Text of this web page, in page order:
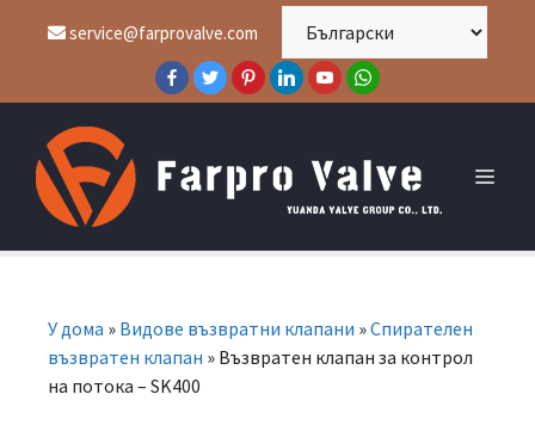
service@farprovalve.com
У дома » Видове възвратни клапани »Спирателен
възвратен клапан » Възвратен клапан за контрол
на потока – SK400